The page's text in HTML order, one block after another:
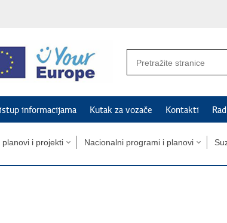
informacijama Kutak za vozače Kontakti
i projekti Nacionalni programi i planovi